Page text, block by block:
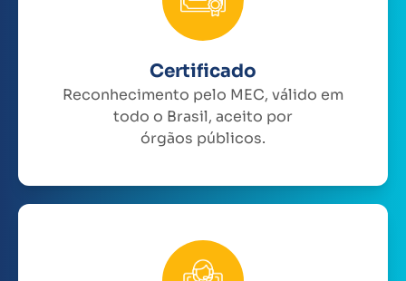
Certificado
Reconhecimento pelo MEC, válido em
todo o Brasil, aceito por
órgãos públicos.